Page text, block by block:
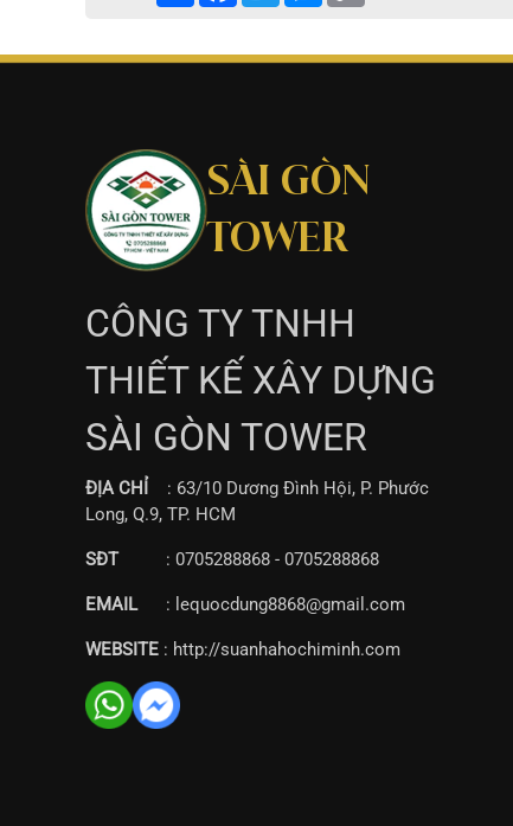
SÀI GÒN
TOWER
CÔNG TY TNHH
THIẾT KẾ XÂY DỰNG
SÀI GÒN TOWER
ĐỊA CHỈ : 63/10 Dương Đình Hội, P. Phước
Long, Q.9, TP. HCM
SĐT: 0705288868 - 0705288868
EMAIL: lequocdung8868@gmail.com
WEBSITE : http://suanhahochiminh.com